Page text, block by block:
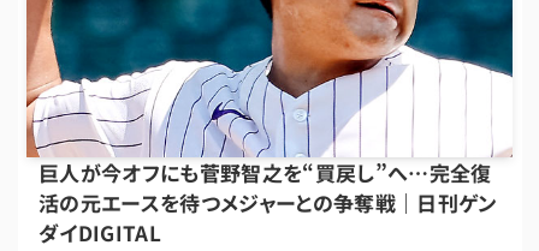
巨人が今オフにも菅野智之を“買戻し”へ…完全復
活の元エースを待つメジャーとの争奪戦｜日刊ゲン
ダイDIGITAL